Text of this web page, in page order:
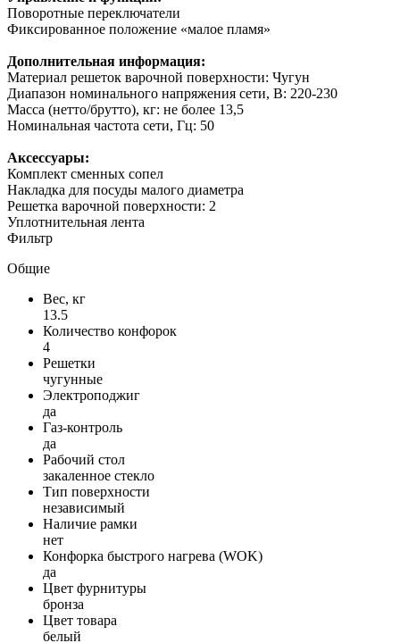
Поворотные переключатели
Фиксированное положение «малое пламя»
Дополнительная информация:
Материал решеток варочной поверхности: Чугун
Диапазон номинального напряжения сети, В: 220-230
Масса (нетто/брутто), кг: не более 13,5
Номинальная частота сети, Гц: 50
Аксессуары:
Комплект сменных сопел
Накладка для посуды малого диаметра
Решетка варочной поверхности: 2
Уплотнительная лента
Фильтр
Общие
Вес, кг
13.5
Количество конфорок
4
Решетки
чугунные
Электроподжиг
да
Газ-контроль
да
Рабочий стол
закаленное стекло
Тип поверхности
независимый
Наличие рамки
нет
Конфорка быстрого нагрева (WOK)
да
Цвет фурнитуры
бронза
Цвет товара
белый